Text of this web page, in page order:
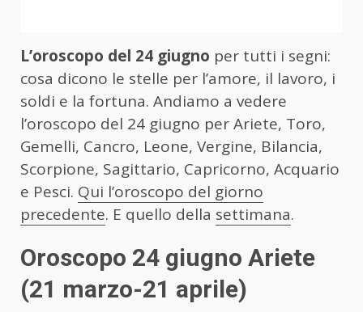
L’oroscopo del 24 giugno per tutti i segni:
cosa dicono le stelle per l’amore, il lavoro, i
soldi e la fortuna. Andiamo a vedere
l’oroscopo del 24 giugno per Ariete, Toro,
Gemelli, Cancro, Leone, Vergine, Bilancia,
Scorpione, Sagittario, Capricorno, Acquario
e Pesci. Qui l’oroscopo del giorno
precedente. E quello della settimana.
Oroscopo 24 giugno Ariete
(21 marzo-21 aprile)